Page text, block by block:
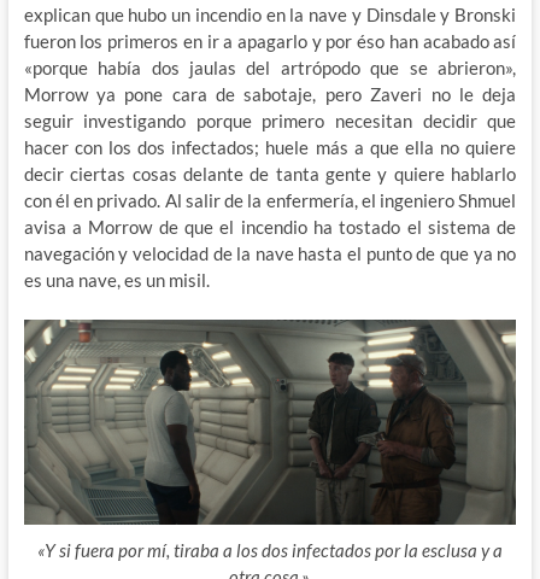
explican que hubo un incendio en la nave y Dinsdale y Bronski
fueron los primeros en ir a apagarlo y por éso han acabado así
«porque había dos jaulas del artrópodo que se abrieron»,
Morrow ya pone cara de sabotaje, pero Zaveri no le deja
seguir investigando porque primero necesitan decidir que
hacer con los dos infectados; huele más a que ella no quiere
decir ciertas cosas delante de tanta gente y quiere hablarlo
con él en privado. Al salir de la enfermería, el ingeniero Shmuel
avisa a Morrow de que el incendio ha tostado el sistema de
navegación y velocidad de la nave hasta el punto de que ya no
es una nave, es un misil.
«Y si fuera por mí, tiraba a los dos infectados por la esclusa y a